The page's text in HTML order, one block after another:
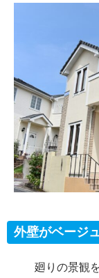
外壁がベージ
廻りの景観